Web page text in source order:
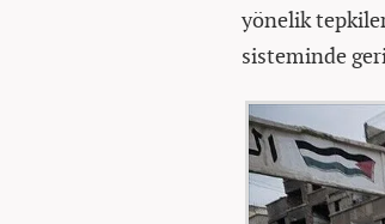
yönelik
sisteminde